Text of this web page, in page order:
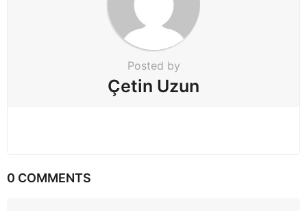
Posted by
Çetin Uzun
0 COMMENTS